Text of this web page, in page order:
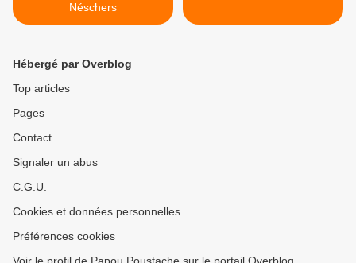
Néschers
Hébergé par Overblog
Top articles
Pages
Contact
Signaler un abus
C.G.U.
Cookies et données personnelles
Préférences cookies